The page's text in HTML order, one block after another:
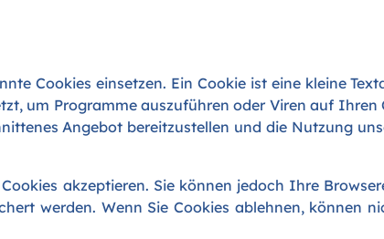
Cookies einsetzen. Ein Cookie ist eine kleine
um Programme auszuführen oder Viren auf
Angebot bereitzustellen und die Nutzung
akzeptieren. Sie können jedoch Ihre
werden. Wenn Sie Cookies ablehnen, können